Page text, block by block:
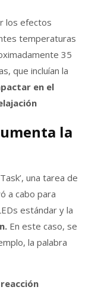
los efectos
temperaturas
35
que incluían la
en el
la
una tarea de
a cabo para
estándar y la
En este caso, se
la palabra